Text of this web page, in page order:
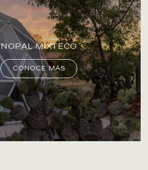
nopal mixteco
Conoce más